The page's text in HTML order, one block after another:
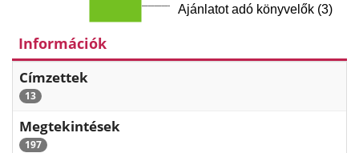
Ajánlatot adó könyvelők (3)
Információk
Címzettek
13
Megtekintések
197